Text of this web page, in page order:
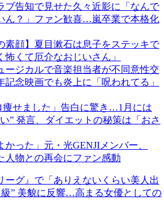
ブ告知で見せた久々近影に「なんで
ん？」ファン歓喜…嵐卒業で本格化
素顔】夏目漱石は息子をステッキで
くて厄介なおじいさん」
ージカルで音楽担当者が不同意性交
念映画でも炎上に「呪われてる」
痩せました」告白に驚き…1月には
” 発言、ダイエットの秘策は「おさ
かった」元・光GENJIメンバー、
人物との再会にファン感動
ーグ』で「ありえないくらい美人出
級” 美貌に反響…高まる女優としての